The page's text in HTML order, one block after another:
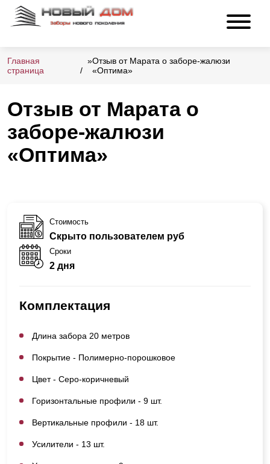
Главная
страница
»Отзыв от Марата о заборе-жалюзи
«Оптима»
Отзыв от Марата о
заборе-жалюзи
«Оптима»
Стоимость
Скрыто пользователем руб
Сроки
2 дня
Комплектация
Длина забора 20 метров
Покрытие - Полимерно-порошковое
Цвет - Серо-коричневый
Горизонтальные профили - 9 шт.
Вертикальные профили - 18 шт.
Усилители - 13 шт.